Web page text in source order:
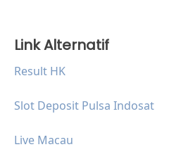
Link Alternatif
Result HK
Slot Deposit Pulsa Indosat
Live Macau